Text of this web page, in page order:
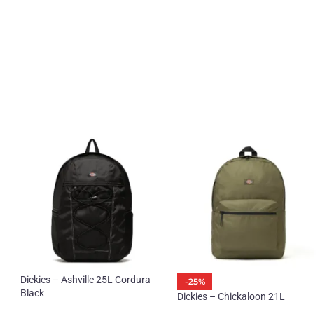
Dickies – Ashville 25L Cordura
Black
-25%
Dickies – Chickaloon 21L